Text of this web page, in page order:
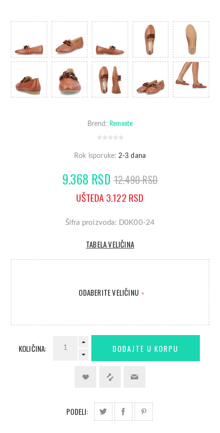
Brend: Remonte
Rok isporuke: 2-3 dana
9.368 RSD 12.490 RSD
UŠTEDA 3.122 RSD
Šifra proizvoda: D0K00-24
TABELA VELIČINA
ODABERITE VELIČINU *
KOLIČINA:
PODELI: